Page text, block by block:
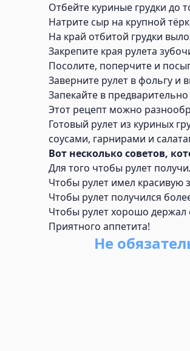
Отбейте куриные грудки до
Натрите сыр на крупной
На край отбитой грудки
Закрепите края рулета
Посолите, поперчите и
Заверните рулет в фольгу и
Запекайте в
Этот рецепт можно
Готовый рулет из куриных
соусами, гарнирами и
Вот несколько советов,
Для того чтобы рулет
Чтобы рулет имел красивую
Чтобы рулет получился
Чтобы рулет хорошо держал
Приятного аппетита!
Не